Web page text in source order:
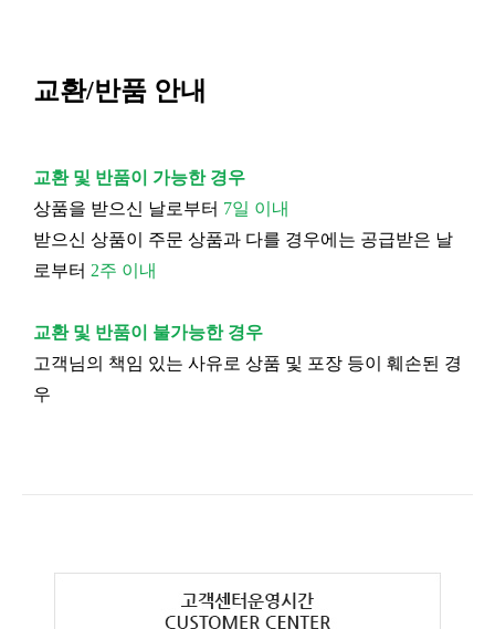
교환/반품 안내
교환 및 반품이 가능한 경우
상품을 받으신 날로부터 7일 이내
받으신 상품이 주문 상품과 다를 경우에는 공급받은 날
로부터 2주 이내
교환 및 반품이 불가능한 경우
고객님의 책임 있는 사유로 상품 및 포장 등이 훼손된 경
우